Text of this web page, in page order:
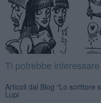
Ti potrebbe
Articoli dal Blog “Lo scrittore
Lupi